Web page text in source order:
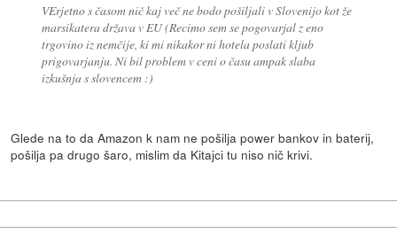
VErjetno s časom nič kaj več ne bodo pošiljali v Slovenijo kot že
marsikatera država v EU (Recimo sem se pogovarjal z eno
trgovino iz nemčije, ki mi nikakor ni hotela poslati kljub
prigovarjanju. Ni bil problem v ceni o času ampak slaba
izkušnja s slovencem :)
Glede na to da Amazon k nam ne pošilja power bankov in baterij,
pošilja pa drugo šaro, mislim da Kitajci tu niso nič krivi.